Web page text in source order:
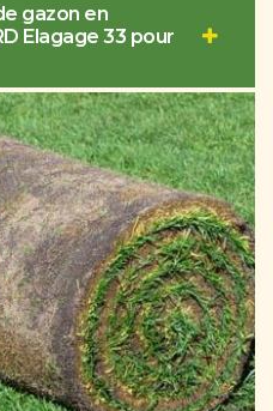
gazon en
Elagage 33 pour